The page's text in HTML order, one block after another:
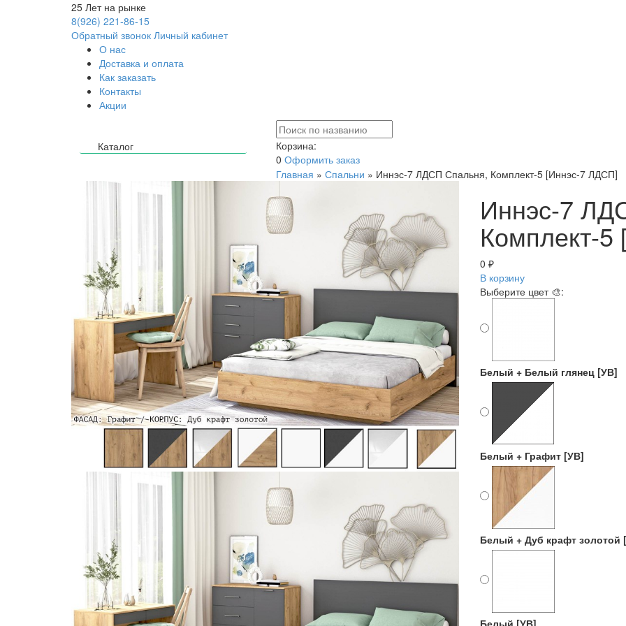
25 Лет на рынке
8(926) 221-86-15
Обратный звонок Личный кабинет
О нас
Доставка и оплата
Как заказать
Контакты
Акции
Каталог
Корзина:
0 Оформить заказ
Главная » Спальни » Иннэс-7 ЛДСП Спальня, Комплект-5 [Иннэс-7 ЛДСП]
Иннэс-7
Комплект-
0 ₽
В корзину
Выберите цвет 🎨:
Белый + Белый глянец [УВ]
Белый + Графит [УВ]
Белый + Дуб крафт золотой
Белый [УВ]